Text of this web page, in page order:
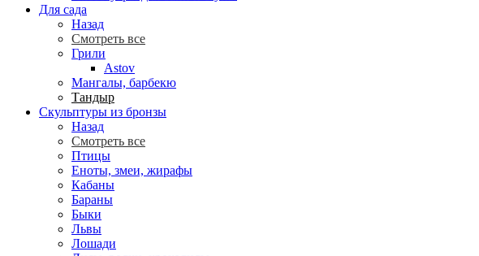
Для сада
Назад
Смотреть все
Грили
Astov
Мангалы, барбекю
Тандыр
Скульптуры из бронзы
Назад
Смотреть все
Птицы
Еноты, змеи, жирафы
Кабаны
Бараны
Быки
Львы
Лошади